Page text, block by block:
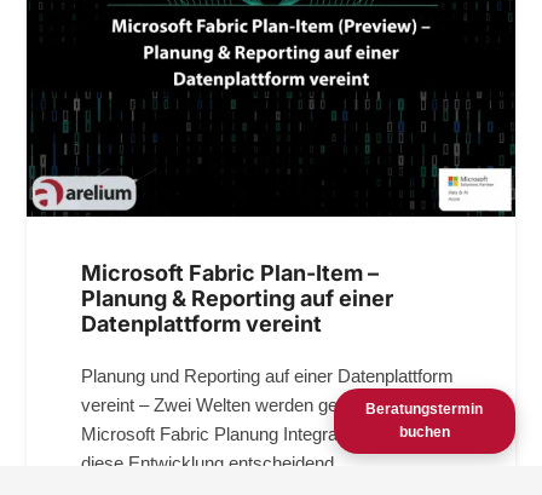
Microsoft Fabric Plan-Item –
Planung & Reporting auf einer
Datenplattform vereint
Planung und Reporting auf einer Datenplattform
vereint – Zwei Welten werden gebündelt
Microsoft Fabric Planung Integration: Warum
diese Entwicklung entscheidend…
Beratungstermin
buchen